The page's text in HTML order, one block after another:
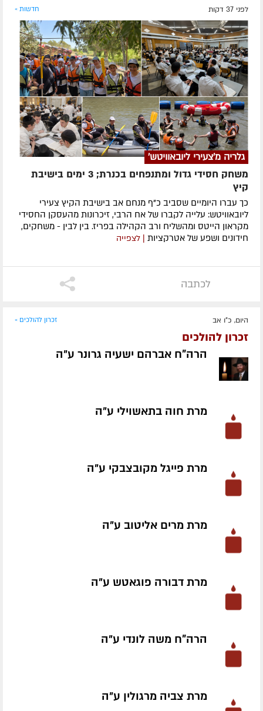
לפני 37 דקות חדשות »
גלריה מ'צעירי ליובאוויטש'
משחק חסידי גדול ומתנפחים בכנרת; 3 ימים בישיבת
קיץ
כך עברו היומיים שסביב כ"ף מנחם אב בישיבת הקיץ צעירי
ליובאוויטש: עלייה לקברו של אח הרבי, זיכרונות מהעסקן החסידי
מקראון הייטס ומהשליח ורב הקהילה בפריז. בין לבין - משחקים,
חידונים ושפע של אטרקציות | לצפייה
לכתבה
היום, כ"ו אב זכרון להולכים »
זכרון להולכים
הרה"ח אברהם ישעיה גרונר ע״ה
מרת חוה בתאשוילי ע״ה
מרת פייגל מקובצבקי ע״ה
מרת מרים אליטוב ע״ה
מרת דבורה פוגאטש ע״ה
הרה"ח משה לונדי ע״ה
מרת צביה מרגולין ע״ה